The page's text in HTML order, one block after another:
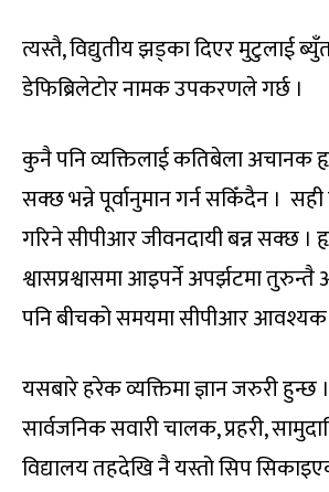
त्यस्तै, विद्युतीय झड्का दिएर मुटुलाई
डेफिब्रिलेटोर नामक उपकरणले गर्छ ।
कुनै पनि व्यक्तिलाई कतिबेला अचानक
सक्छ भन्ने पूर्वानुमान गर्न सकिँदैन ।
गरिने सीपीआर जीवनदायी बन्न सक्छ ।
श्वासप्रश्वासमा आइपर्ने अपर्झटमा
पनि बीचको समयमा सीपीआर आवश्यक
यसबारे हरेक व्यक्तिमा ज्ञान जरुरी
सार्वजनिक सवारी चालक, प्रहरी,
विद्यालय तहदेखि नै यस्तो सिप